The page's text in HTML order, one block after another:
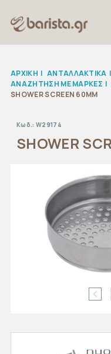
ΑΡΧΙΚΉ | ΑΝΤΑΛΛΑΚΤΙΚΆ |
ΑΝΑΖΉΤΗΣΗ ΜΕ ΜΆΡΚΕΣ |
SHOWER SCREEN 60MM
Κωδ.: W29174
SHOWER